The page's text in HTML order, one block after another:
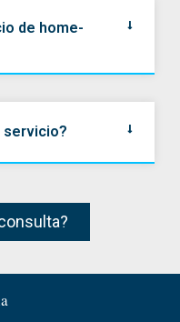
de home-
servicio?